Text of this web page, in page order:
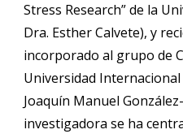
Stress Research” de la
Dra. Esther Calvete), y
incorporado al grupo de
Universidad Internacional
Joaquín Manuel
investigadora se ha